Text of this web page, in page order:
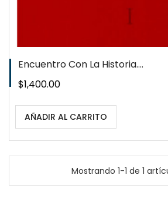
Encuentro Con La Historia....
Precio
$1,400.00
AÑADIR AL CARRITO
Mostrando 1-1 de 1